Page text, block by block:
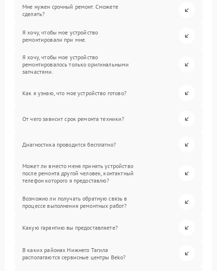
Мне нужен срочный ремонт. Сможете
сделать?
Я хочу, чтобы мое устройство
ремонтировали при мне.
Я хочу, чтобы мое устройство
ремонтировалось только оригинальными
запчастями.
Как я узнаю, что мое устройство готово?
От чего зависит срок ремонта техники?
Диагностика проводится бесплатно?
Может ли вместо меня принять устройство
после ремонта другой человек, контактный
телефон которого я предоставлю?
Возможно ли получать обратную связь в
процессе выполнения ремонтных работ?
Какую гарантию вы предоставляете?
В каких районах Нижнего Тагила
располагаются сервисные центры Beko?